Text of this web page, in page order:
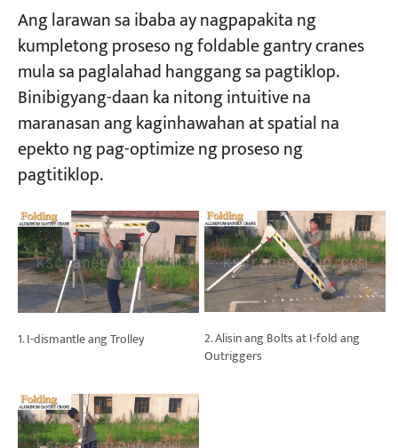
Ang larawan sa ibaba ay nagpapakita ng
kumpletong proseso ng foldable gantry cranes
mula sa paglalahad hanggang sa pagtiklop.
Binibigyang-daan ka nitong intuitive na
maranasan ang kaginhawahan at spatial na
epekto ng pag-optimize ng proseso ng
pagtitiklop.
1. I-dismantle ang Trolley
2. Alisin ang Bolts at I-fold ang
Outriggers